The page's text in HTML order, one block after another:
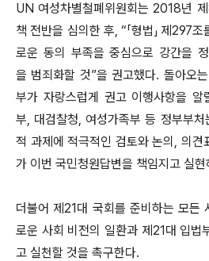
UN 여성차별철폐위원회는 2018년
책 전반을 심의한 후, “「형법」 제297
로운 동의 부족을 중심으로 강간을
을 범죄화할 것”을 권고했다. 돌아오
부가 자랑스럽게 권고 이행사항을
부, 대검찰청, 여성가족부 등 정부부
적 과제에 적극적인 검토와 논의, 의견
가 이번 국민청원답변을 책임지고 실
더불어 제21대 국회를 준비하는 모든
로운 사회 비전의 일환과 제21대 입법
고 실천할 것을 촉구한다.